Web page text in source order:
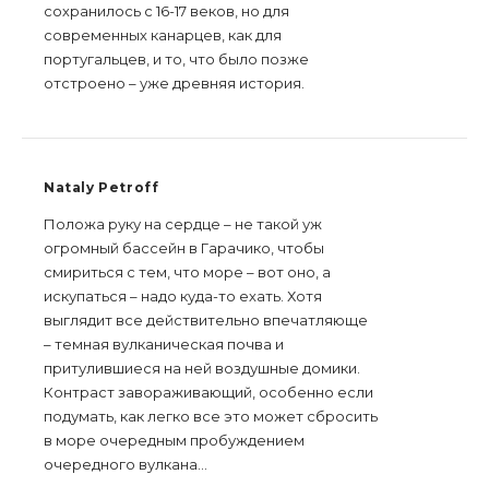
сохранилось с 16-17 веков, но для
современных канарцев, как для
португальцев, и то, что было позже
отстроено – уже древняя история.
Nataly Petroff
Положа руку на сердце – не такой уж
огромный бассейн в Гарачико, чтобы
смириться с тем, что море – вот оно, а
искупаться – надо куда-то ехать. Хотя
выглядит все действительно впечатляюще
– темная вулканическая почва и
притулившиеся на ней воздушные домики.
Контраст завораживающий, особенно если
подумать, как легко все это может сбросить
в море очередным пробуждением
очередного вулкана…